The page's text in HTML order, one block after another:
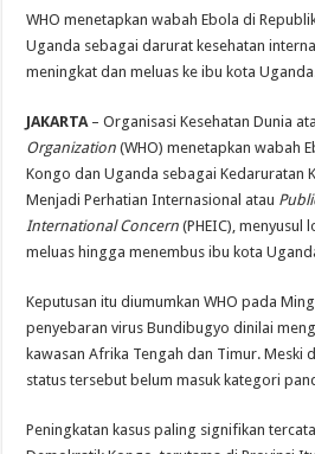
WHO menetapkan wabah Ebola di
Uganda sebagai darurat kesehatan
meningkat dan meluas ke ibu kota
JAKARTA – Organisasi Kesehatan Dunia
Organization (WHO) menetapkan wabah
Kongo dan Uganda sebagai Kedaruratan
Menjadi Perhatian Internasional atau
International Concern (PHEIC), menyusul
meluas hingga menembus ibu kota
Keputusan itu diumumkan WHO pada
penyebaran virus Bundibugyo dinilai
kawasan Afrika Tengah dan Timur. Meski
status tersebut belum masuk kategori
Peningkatan kasus paling signifikan